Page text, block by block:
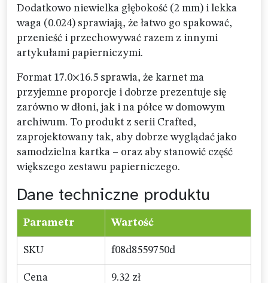
Dodatkowo niewielka głębokość (2 mm) i lekka
waga (0.024) sprawiają, że łatwo go spakować,
przenieść i przechowywać razem z innymi
artykułami papierniczymi.
Format 17.0×16.5 sprawia, że karnet ma
przyjemne proporcje i dobrze prezentuje się
zarówno w dłoni, jak i na półce w domowym
archiwum. To produkt z serii Crafted,
zaprojektowany tak, aby dobrze wyglądać jako
samodzielna kartka – oraz aby stanowić część
większego zestawu papierniczego.
Dane techniczne produktu
Parametr Wartość
SKU f08d8559750d
Cena 9.32 zł